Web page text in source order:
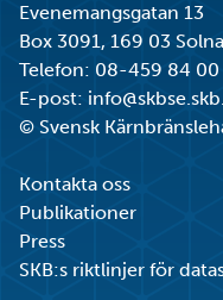
Evenemangsgatan 13
Box 3091, 169 03 Solna
Telefon: 08-459 84 00
E-post:
© Svensk
Kontakta oss
Publikationer
Press
SKB:s riktlinjer för